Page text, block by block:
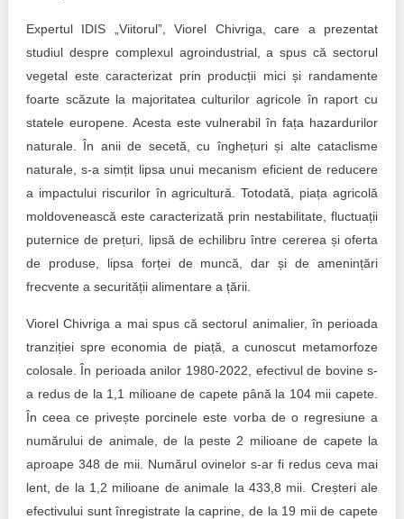
Expertul IDIS „Viitorul”, Viorel Chivriga, care a prezentat
studiul despre complexul agroindustrial, a spus că sectorul
vegetal este caracterizat prin producții mici și randamente
foarte scăzute la majoritatea culturilor agricole în raport cu
statele europene. Acesta este vulnerabil în fața hazardurilor
naturale. În anii de secetă, cu înghețuri și alte cataclisme
naturale, s-a simțit lipsa unui mecanism eficient de reducere
a impactului riscurilor în agricultură. Totodată, piața agricolă
moldovenească este caracterizată prin nestabilitate, fluctuații
puternice de prețuri, lipsă de echilibru între cererea și oferta
de produse, lipsa forței de muncă, dar și de amenințări
frecvente a securității alimentare a țării.
Viorel Chivriga a mai spus că sectorul animalier, în perioada
tranziției spre economia de piață, a cunoscut metamorfoze
colosale. În perioada anilor 1980-2022, efectivul de bovine s-
a redus de la 1,1 milioane de capete până la 104 mii capete.
În ceea ce privește porcinele este vorba de o regresiune a
numărului de animale, de la peste 2 milioane de capete la
aproape 348 de mii. Numărul ovinelor s-ar fi redus ceva mai
lent, de la 1,2 milioane de animale la 433,8 mii. Creșteri ale
efectivului sunt înregistrate la caprine, de la 19 mii de capete